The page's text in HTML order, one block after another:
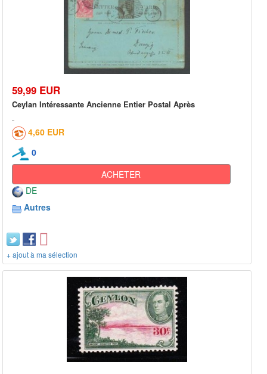
59,99 EUR
Ceylan Intéressante Ancienne Entier Postal Après
4,60 EUR
0
ACHETER
DE
Autres
+ ajout à ma sélection